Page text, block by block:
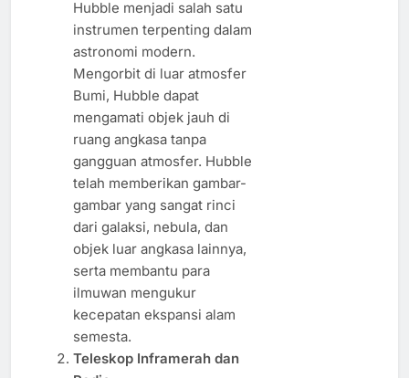
Hubble menjadi salah satu
instrumen terpenting dalam
astronomi modern.
Mengorbit di luar atmosfer
Bumi, Hubble dapat
mengamati objek jauh di
ruang angkasa tanpa
gangguan atmosfer. Hubble
telah memberikan gambar-
gambar yang sangat rinci
dari galaksi, nebula, dan
objek luar angkasa lainnya,
serta membantu para
ilmuwan mengukur
kecepatan ekspansi alam
semesta.
Teleskop Inframerah dan